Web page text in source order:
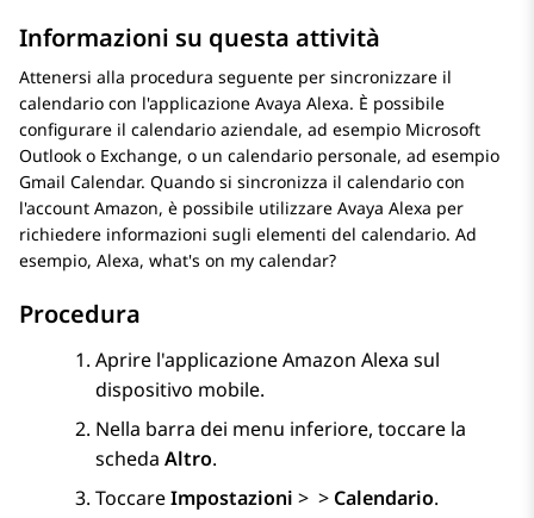
Informazioni su questa attività
Attenersi alla procedura seguente per sincronizzare il
calendario con l'applicazione Avaya Alexa. È possibile
configurare il calendario aziendale, ad esempio Microsoft
Outlook o Exchange, o un calendario personale, ad esempio
Gmail Calendar. Quando si sincronizza il calendario con
l'account Amazon, è possibile utilizzare Avaya Alexa per
richiedere informazioni sugli elementi del calendario. Ad
esempio, Alexa, what's on my calendar?
Procedura
Aprire l'applicazione Amazon Alexa sul
dispositivo mobile.
Nella barra dei menu inferiore, toccare la
scheda Altro.
ToccareImpostazioni > > Calendario.